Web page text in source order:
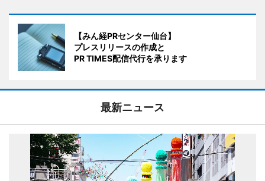
【みん経PRセンター仙台】
プレスリリースの作成と
PR TIMES配信代行を承ります
最新ニュース